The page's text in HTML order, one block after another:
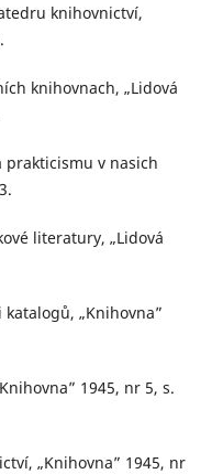
knihovnictví,
knihovnach, „Lidová
prakticismu v nasich
literatury, „Lidová
„Knihovna”
1945, nr 5, s.
„Knihovna” 1945, nr